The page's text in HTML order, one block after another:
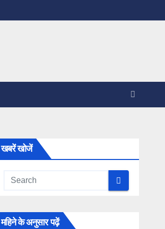
खबरें खोजें
महिने के अनुसार पढ़ें